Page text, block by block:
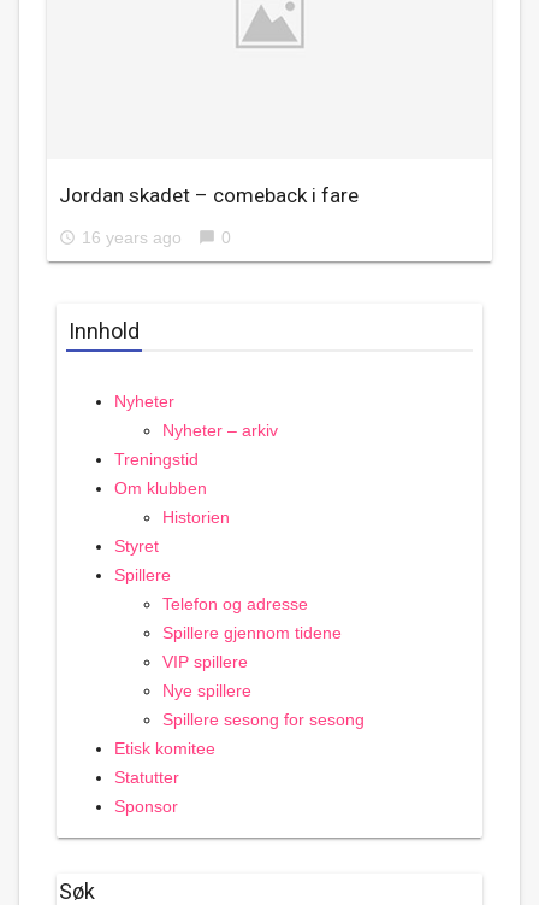
Jordan skadet – comeback i fare
access_time 16 years ago 0
Innhold
Nyheter
Nyheter – arkiv
Treningstid
Om klubben
Historien
Styret
Spillere
Telefon og adresse
Spillere gjennom tidene
VIP spillere
Nye spillere
Spillere sesong for sesong
Etisk komitee
Statutter
Sponsor
Søk